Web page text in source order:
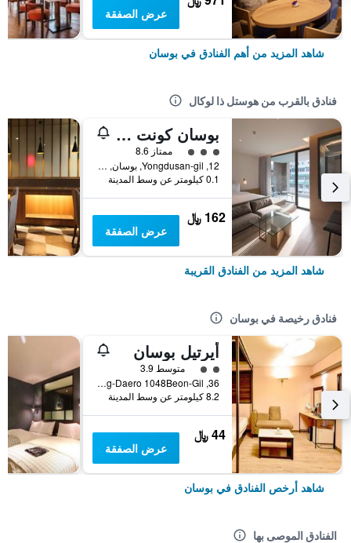
عرض الصفقة
شاهد المزيد من أهم الفنادق في بوسان
فنادق بالقرب من هوستل ذا لوكال
بوسان كونت هوتل
تقييم فئة 3ممتاز 8.6
12, Yongdusan-gil, بوسان, كوريا الجنوبية
0.1 كيلومتر عن وسط المدينة
162 ﷼
عرض الصفقة
شاهد المزيد من الفنادق القريبة
فنادق رخيصة في بوسان
أيرتيل بوسان
تقييم فئة 2متوسط 3.9
36, Nakdong-Daero 1048Beon-Gil, بوسان, كوريا الجنوبية
8.2 كيلومتر عن وسط المدينة
44 ﷼
عرض الصفقة
شاهد أرخص الفنادق في بوسان
الفنادق الموصى بها